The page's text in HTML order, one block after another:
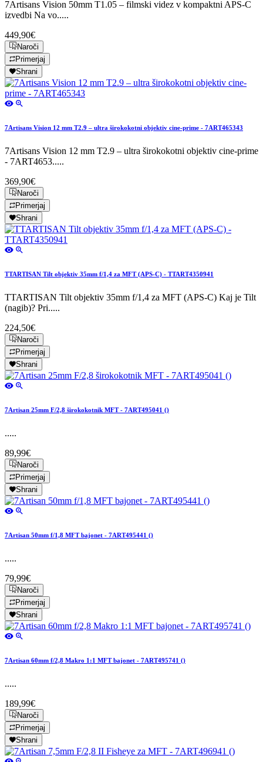
7Artisans Vision 50mm T1.05 – filmski videz v kompaktni APS-C
izvedbi Na vo.....
449,90€
Naroči
Primerjaj
Shrani
7Artisans Vision 12 mm T2.9 – ultra širokokotni objektiv cine-prime - 7ART465343
7Artisans Vision 12 mm T2.9 – ultra širokokotni objektiv cine-prime
- 7ART4653.....
369,90€
Naroči
Primerjaj
Shrani
TTARTISAN Tilt objektiv 35mm f/1,4 za MFT (APS-C) - TTART4350941
TTARTISAN Tilt objektiv 35mm f/1,4 za MFT (APS-C) Kaj je Tilt
(nagib)? Pri.....
224,50€
Naroči
Primerjaj
Shrani
7Artisan 25mm F/2,8 širokokotnik MFT - 7ART495041 ()
.....
89,99€
Naroči
Primerjaj
Shrani
7Artisan 50mm f/1,8 MFT bajonet - 7ART495441 ()
.....
79,99€
Naroči
Primerjaj
Shrani
7Artisan 60mm f/2,8 Makro 1:1 MFT bajonet - 7ART495741 ()
.....
189,99€
Naroči
Primerjaj
Shrani